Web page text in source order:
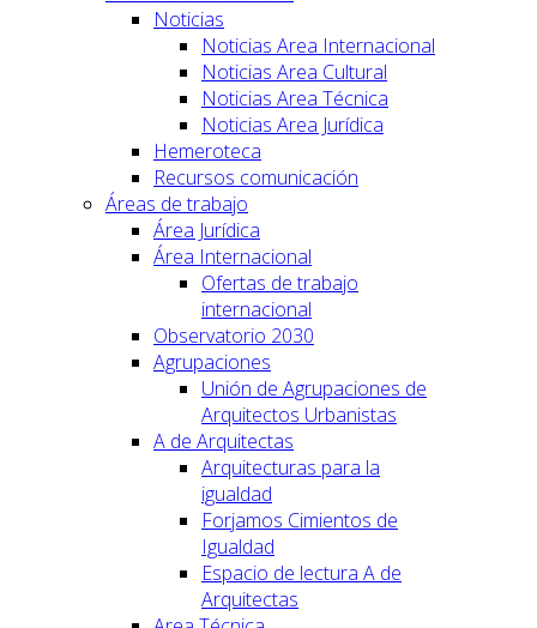
Noticias
Noticias Area Internacional
Noticias Area Cultural
Noticias Area Técnica
Noticias Area Jurídica
Hemeroteca
Recursos comunicación
Áreas de trabajo
Área Jurídica
Área Internacional
Ofertas de trabajo
internacional
Observatorio 2030
Agrupaciones
Unión de Agrupaciones de
Arquitectos Urbanistas
A de Arquitectas
Arquitecturas para la
igualdad
Forjamos Cimientos de
Igualdad
Espacio de lectura A de
Arquitectas